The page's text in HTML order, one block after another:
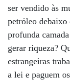
ser vendido às
petróleo debaixo
profunda
gerar riqueza?
estrangeiras
a lei e paguem